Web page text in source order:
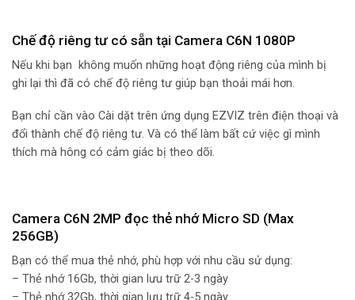
Chế độ riêng tư có sẵn tại Camera C6N 1080P
Nếu khi bạn không muốn những hoạt động riêng của mình bị
ghi lại thì đã có chế độ riêng tư giúp bạn thoải mái hơn.
Bạn chỉ cần vào Cài dặt trên ứng dụng EZVIZ trên điện thoại và
đổi thành chế độ riêng tư. Và có thể làm bất cứ việc gì mình
thích mà hông có cảm giác bị theo dõi.
Camera C6N 2MP đọc thẻ nhớ Micro SD (Max
256GB)
Bạn có thể mua thẻ nhớ, phù hợp với nhu cầu sử dụng:
– Thẻ nhớ 16Gb, thời gian lưu trữ 2-3 ngày
– Thẻ nhớ 32Gb, thời gian lưu trữ 4-5 ngày